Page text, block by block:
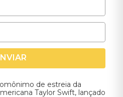
de estreia da
Taylor Swift, lançado